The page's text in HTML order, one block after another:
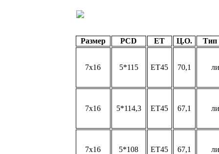
Размер PCD ET Ц.О. Тип
7x16 5*115 ET45 70,1
7x16 5*114,3 ET45 67,1
7x16 5*108 ET45 67,1